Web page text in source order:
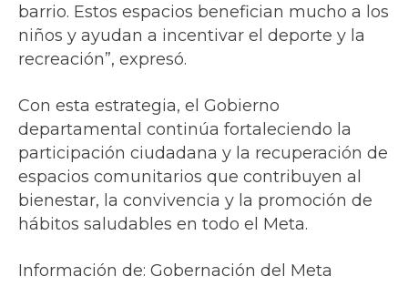
barrio. Estos espacios benefician mucho a los
niños y ayudan a incentivar el deporte y la
recreación”, expresó.
Con esta estrategia, el Gobierno
departamental continúa fortaleciendo la
participación ciudadana y la recuperación de
espacios comunitarios que contribuyen al
bienestar, la convivencia y la promoción de
hábitos saludables en todo el Meta.
Información de: Gobernación del Meta